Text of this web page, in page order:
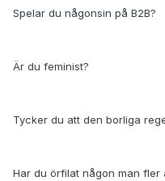
Spelar du någonsin på B2B?
Är du feminist?
Tycker du att den borliga
Har du örfilat någon man fler